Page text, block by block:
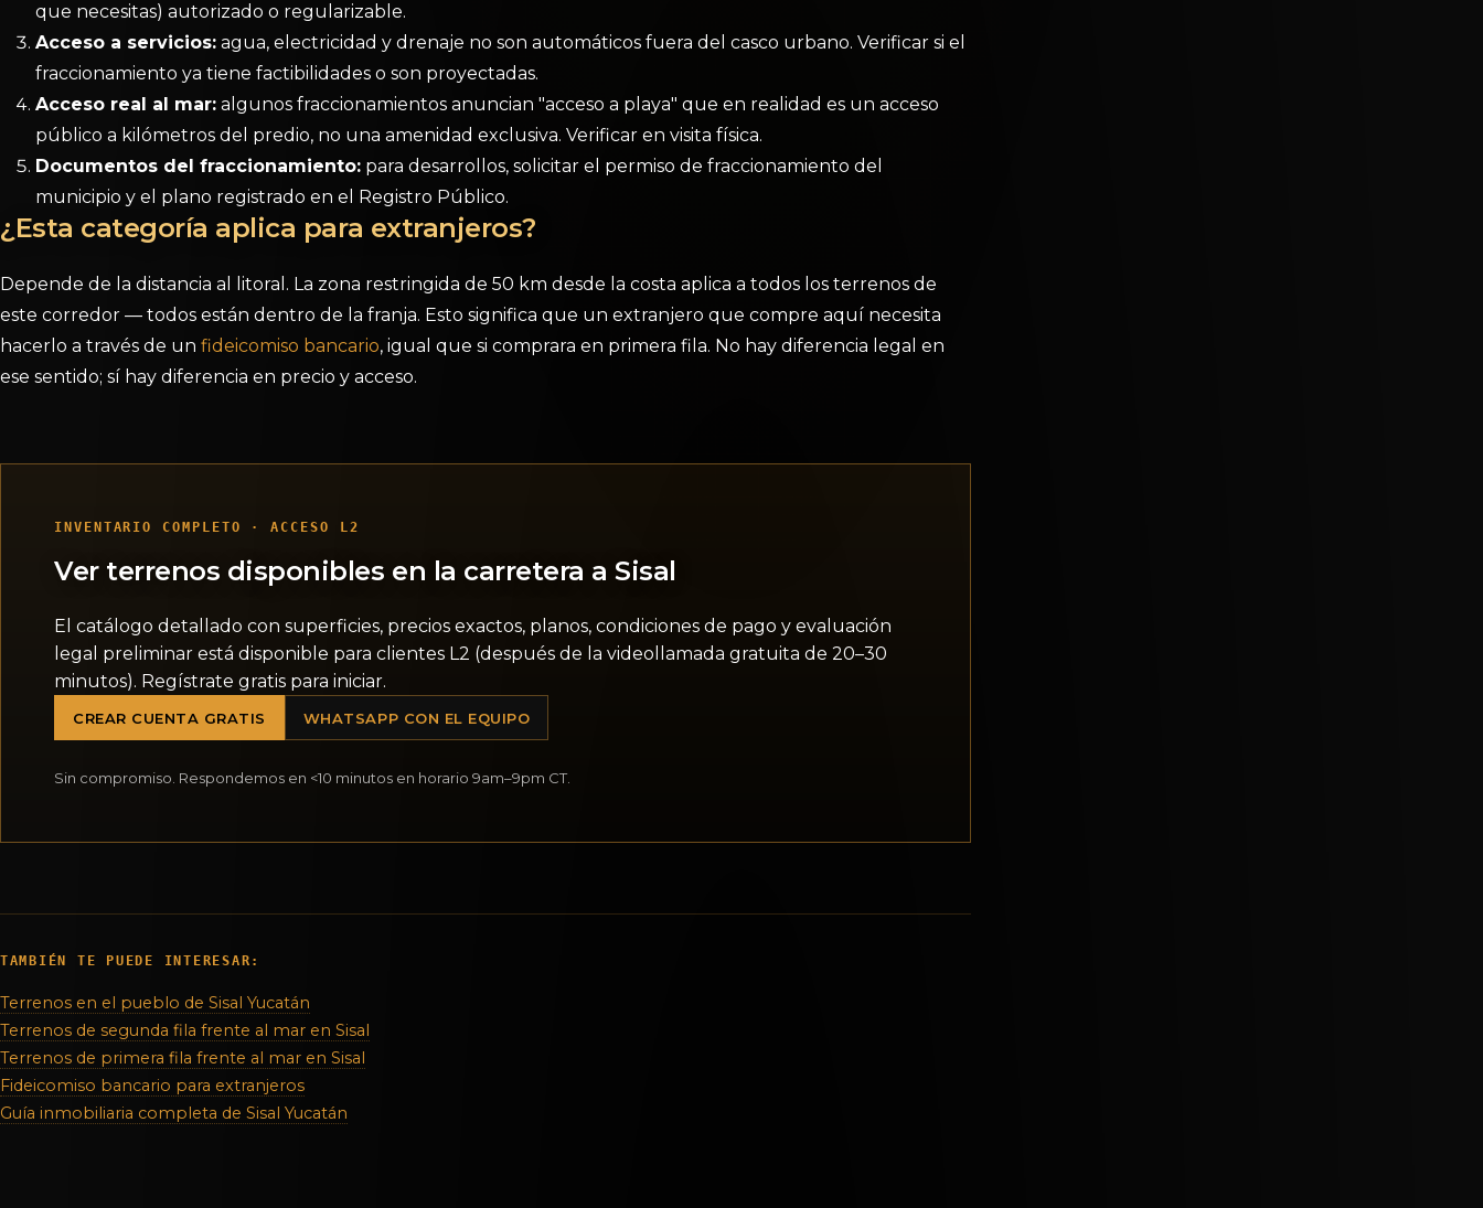
que necesitas) autorizado o regularizable.
Acceso a servicios: agua, electricidad y drenaje no son automáticos fuera del casco urbano. Verificar si el
fraccionamiento ya tiene factibilidades o son proyectadas.
Acceso real al mar: algunos fraccionamientos anuncian "acceso a playa" que en realidad es un acceso
público a kilómetros del predio, no una amenidad exclusiva. Verificar en visita física.
Documentos del fraccionamiento: para desarrollos, solicitar el permiso de fraccionamiento del
municipio y el plano registrado en el Registro Público.
¿Esta categoría aplica para extranjeros?
Depende de la distancia al litoral. La zona restringida de 50 km desde la costa aplica a todos los terrenos de
este corredor — todos están dentro de la franja. Esto significa que un extranjero que compre aquí necesita
hacerlo a través de un fideicomiso bancario, igual que si comprara en primera fila. No hay diferencia legal en
ese sentido; sí hay diferencia en precio y acceso.
INVENTARIO COMPLETO · ACCESO L2
Ver terrenos disponibles en la carretera a Sisal
El catálogo detallado con superficies, precios exactos, planos, condiciones de pago y evaluación
legal preliminar está disponible para clientes L2 (después de la videollamada gratuita de 20–30
minutos). Regístrate gratis para iniciar.
CREAR CUENTA GRATIS WHATSAPP CON EL EQUIPO
Sin compromiso. Respondemos en <10 minutos en horario 9am–9pm CT.
TAMBIÉN TE PUEDE INTERESAR:
Terrenos en el pueblo de Sisal Yucatán
Terrenos de segunda fila frente al mar en Sisal
Terrenos de primera fila frente al mar en Sisal
Fideicomiso bancario para extranjeros
Guía inmobiliaria completa de Sisal Yucatán